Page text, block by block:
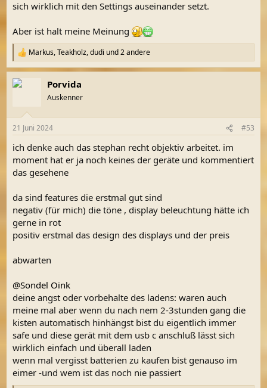
sich wirklich mit den Settings auseinander setzt.
Aber ist halt meine Meinung
R
e
a
k
e
:
Markus,Teakholz,dudi und 2 andere
Porvida
Auskenner
21 Juni 2024 #53
ich denke auch das stephan recht objektiv arbeitet. im
moment hat er ja noch keines der geräte und kommentiert
das gesehene
da sind features die erstmal gut sind
negativ (für mich) die töne , display beleuchtung hätte ich
gerne in rot
positiv erstmal das design des displays und der preis
abwarten
@Sondel Oink
deine angst oder vorbehalte des ladens: waren auch
meine mal aber wenn du nach nem 2-3stunden gang die
kisten automatisch hinhängst bist du eigentlich immer
safe und diese gerät mit dem usb c anschluß lässt sich
wirklich einfach und überall laden
wenn mal vergisst batterien zu kaufen bist genauso im
eimer -und wem ist das noch nie passiert